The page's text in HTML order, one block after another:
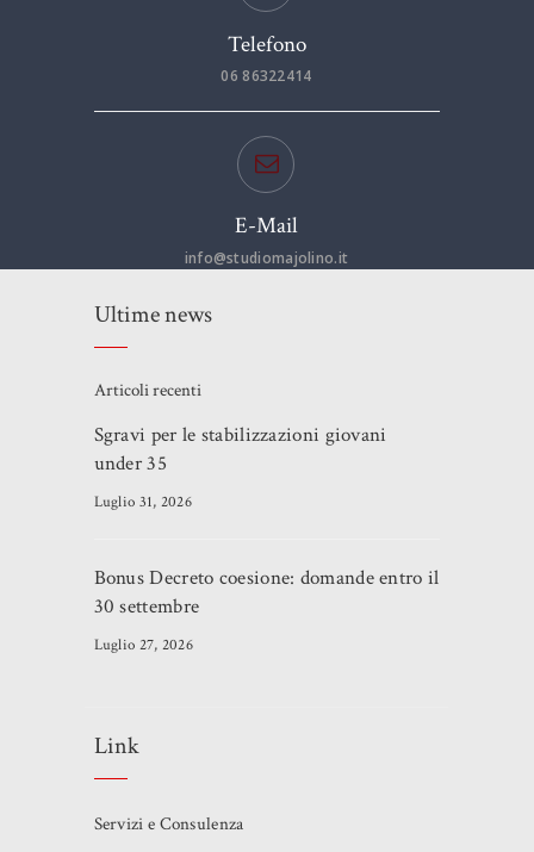
Telefono
06 86322414
E-Mail
info@studiomajolino.it
Ultime news
Articoli recenti
Sgravi per le stabilizzazioni giovani
under 35
Luglio 31, 2026
Bonus Decreto coesione: domande entro il
30 settembre
Luglio 27, 2026
Link
Servizi e Consulenza